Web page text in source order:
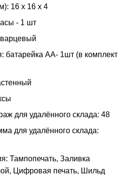
16 х 16 х 4
- 1 шт
батарейка АА- 1шт (в комплект
для удалённого склада: 48
для удалённого склада:
Тампопечать, Заливка
Цифровая печать, Шильд